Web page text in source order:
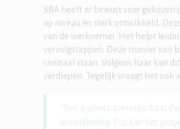
SBA heeft er bewust voor
op niveau en sterk ontwikkeld.
van de werknemer. Het helpt
vervolgstappen. Deze manier van
centraal staan. Volgens haar kan
verdiepen. Tegelijk vraagt het ook
“Een 4-punts scoringschaal
ontwikkeling. Dat kan het